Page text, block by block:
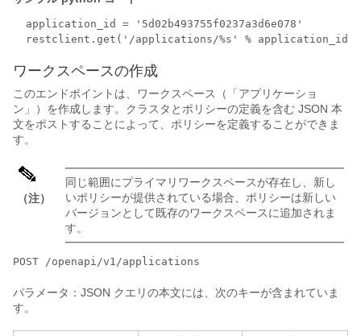
  application_id = '5d02b493755f0237a3d6e078'
  restclient.get('/applications/%s' % application_id)
ワークスペースの作成
このエンドポイントは、ワークスペース（「アプリケーショ
ン」）を作成します。クラスタとポリシーの定義を含む JSON 本
文をポストすることによって、ポリシーを定義することができま
す。
（注）
同じ範囲にプライマリワークスペースが存在し、新し
いポリシーが提供されている場合、ポリシーは新しい
バージョンとして既存のワークスペースに追加されま
す。
POST /openapi/v1/applications
パラメータ：JSON クエリの本文には、次のキーが含まれていま
す。